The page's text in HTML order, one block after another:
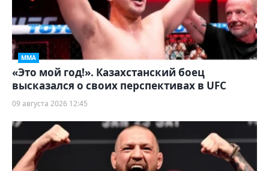
ММА
«Это мой год!». Казахстанский боец
высказался о своих перспективах в UFC
09 августа 2026 12:45